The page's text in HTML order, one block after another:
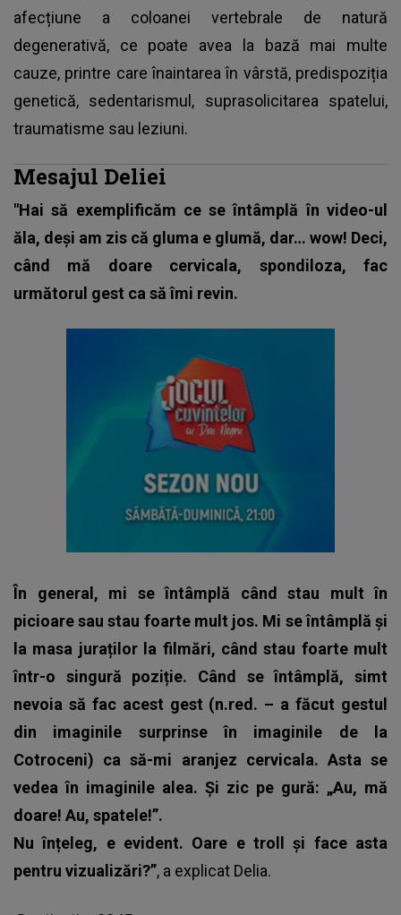
afecțiune a coloanei vertebrale de natură
degenerativă, ce poate avea la bază mai multe
cauze, printre care înaintarea în vârstă, predispoziția
genetică, sedentarismul, suprasolicitarea spatelui,
traumatisme sau leziuni.
Mesajul Deliei
"Hai să exemplificăm ce se întâmplă în video-ul
ăla, deși am zis că gluma e glumă, dar… wow! Deci,
când mă doare cervicala, spondiloza, fac
următorul gest ca să îmi revin.
În general, mi se întâmplă când stau mult în
picioare sau stau foarte mult jos. Mi se întâmplă și
la masa juraților la filmări, când stau foarte mult
într-o singură poziție. Când se întâmplă, simt
nevoia să fac acest gest (n.red. – a făcut gestul
din imaginile surprinse în imaginile de la
Cotroceni) ca să-mi aranjez cervicala. Asta se
vedea în imaginile alea. Și zic pe gură: „Au, mă
doare! Au, spatele!”.
Nu înțeleg, e evident. Oare e troll și face asta
pentru vizualizări?”, a explicat Delia.